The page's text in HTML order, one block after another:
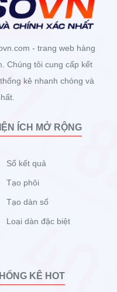
- trang web hàng
Chúng tôi cung cấp kết
kê nhanh chóng và
ÍCH MỞ RỘNG
Sổ kết quả
Tạo phôi
Tạo dàn số
Loại dàn đặc biệt
KÊ HOT